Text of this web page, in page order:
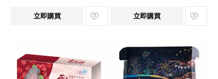
立即購買 立即購買